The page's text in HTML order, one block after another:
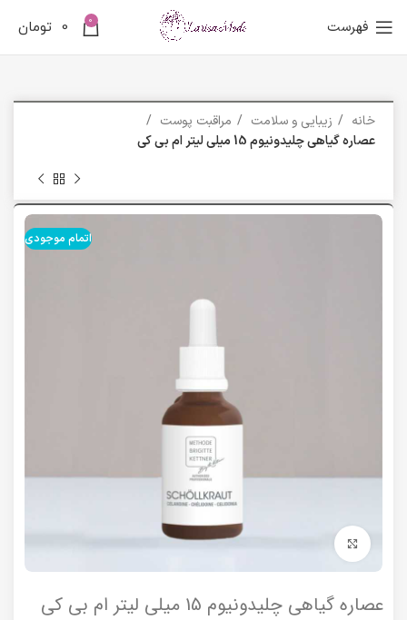
فهرست 0
0 تومان
خانه زیبایی و سلامت
مراقبت پوست
عصاره گیاهی چلیدونیوم 15 میلی لیتر ام بی کی
اتمام موجودی
برای بزرگنمایی کلیک کنید
عصاره گیاهی چلیدونیوم 15 میلی لیتر ام بی کی